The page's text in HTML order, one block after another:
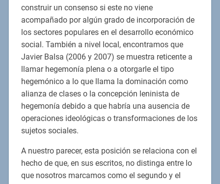
construir un consenso si este no viene
acompañado por algún grado de incorporación de
los sectores populares en el desarrollo económico
social. También a nivel local, encontramos que
Javier Balsa (2006 y 2007) se muestra reticente a
llamar hegemonía plena o a otorgarle el tipo
hegemónico a lo que llama la dominación como
alianza de clases o la concepción leninista de
hegemonía debido a que habría una ausencia de
operaciones ideológicas o transformaciones de los
sujetos sociales.
A nuestro parecer, esta posición se relaciona con el
hecho de que, en sus escritos, no distinga entre lo
que nosotros marcamos como el segundo y el